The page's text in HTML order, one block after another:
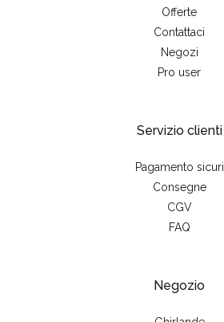
Offerte
Contattaci
Negozi
Pro user
Servizio clienti
Pagamento sicuri
Consegne
CGV
FAQ
Negozio